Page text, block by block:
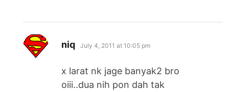
niq says:
July 4, 2011 at 10:05 pm
x larat nk jage banyak2 bro
oiii..dua nih pon dah tak